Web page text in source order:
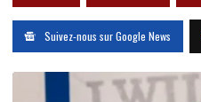
Suivez-nous sur Google News